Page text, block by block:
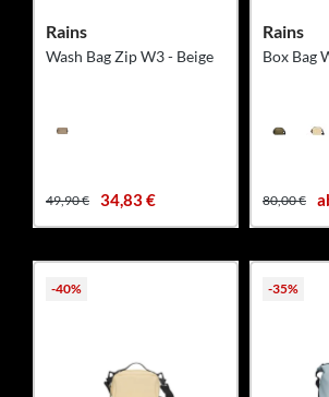
Rains
Wash Bag Zip W3 - Beige
49,90 € 34,83 €
Rains
Box Bag
80,00 €
-40% -35%